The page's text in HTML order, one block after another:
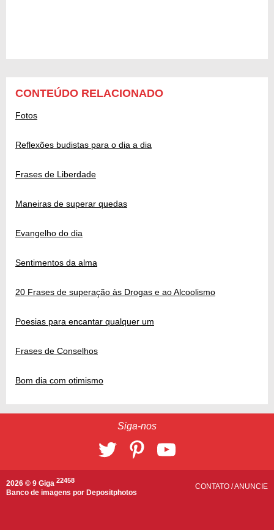
CONTEÚDO RELACIONADO
Fotos
Reflexões budistas para o dia a dia
Frases de Liberdade
Maneiras de superar quedas
Evangelho do dia
Sentimentos da alma
20 Frases de superação às Drogas e ao Alcoolismo
Poesias para encantar qualquer um
Frases de Conselhos
Bom dia com otimismo
Siga-nos
2026 © 9 Giga 22458
Banco de imagens por Depositphotos
CONTATO /ANUNCIE